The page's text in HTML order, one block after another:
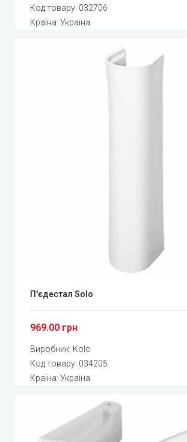
Код товару: 032706
Країна: Україна
П'єдестал Solo
969.00 грн
Виробник: Kolo
Код товару: 034205
Країна: Україна